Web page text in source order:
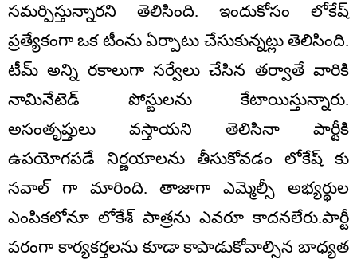
సమర్పిస్తున్నారని తెలిసింది. ఇందుకోసం లోకేష్
ప్రత్యేకంగా ఒక టీంను ఏర్పాటు చేసుకున్నట్లు తెలిసింది.
టీమ్ అన్ని రకాలుగా సర్వేలు చేసిన తర్వాతే వారికి
నామినేటెడ్ పోస్టులను కేటాయిస్తున్నారు.
అసంతృప్తులు వస్తాయని తెలిసినా పార్టీకి
ఉపయోగపడే నిర్ణయాలను తీసుకోవడం లోకేష్ కు
సవాల్ గా మారింది. తాజాగా ఎమ్మెల్సీ అభ్యర్థుల
ఎంపికలోనూ లోకేశ్ పాత్రను ఎవరూ కాదనలేరు.పార్టీ
పరంగా కార్యకర్తలను కూడా కాపాడుకోవాల్సిన బాధ్యత